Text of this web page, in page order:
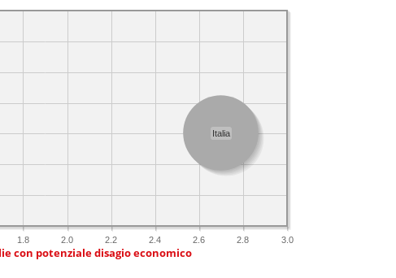
1.8 2.0 2.2 2.4 2.6 2.8 3.0
Italia
con potenziale disagio economico